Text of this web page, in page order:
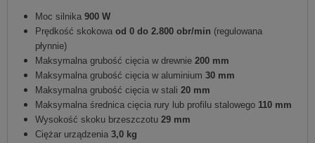
Moc silnika 900 W
Prędkość skokowa od 0 do 2.800 obr/min (regulowana
płynnie)
Maksymalna grubość cięcia w drewnie 200 mm
Maksymalna grubość cięcia w aluminium 30 mm
Maksymalna grubość cięcia w stali 20 mm
Maksymalna średnica cięcia rury lub profilu stalowego 110 mm
Wysokość skoku brzeszczotu 29 mm
Ciężar urządzenia 3,0 kg